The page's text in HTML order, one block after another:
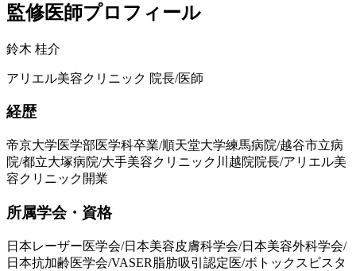
監修医師プロフィール
鈴木 桂介
アリエル美容クリニック 院長/医師
経歴
帝京大学医学部医学科卒業/順天堂大学練馬病院/越谷市立病
院/都立大塚病院/大手美容クリニック川越院院長/アリエル美
容クリニック開業
所属学会・資格
日本レーザー医学会/日本美容皮膚科学会/日本美容外科学会/
日本抗加齢医学会/VASER脂肪吸引認定医/ボトックスビスタ